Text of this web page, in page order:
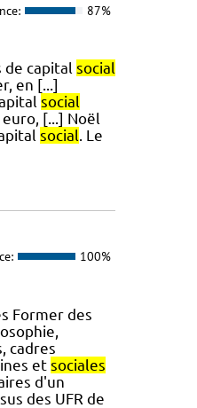
87%
de capital social
en [...]
social
[...] Noël
social. Le
100%
Former des
cadres
et sociales
d'un
des UFR de